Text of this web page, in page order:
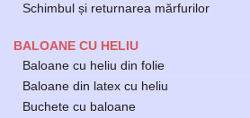
Schimbul și returnarea mărfurilor
BALOANE CU HELIU
Baloane cu heliu din folie
Baloane din latex cu heliu
Buchete cu baloane